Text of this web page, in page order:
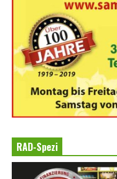
RAD-Spezi